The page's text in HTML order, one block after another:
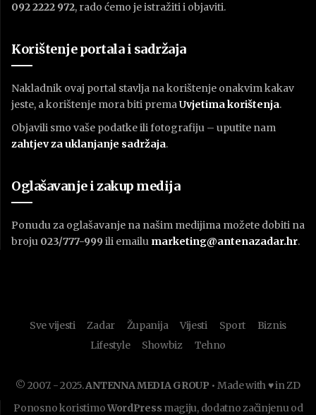
092 2222 972, rado ćemo je istražiti i objaviti.
Korištenje portala i sadržaja
Nakladnik ovaj portal stavlja na korištenje onakvim kakav
jeste, a korištenje mora biti premaUvjetima korištenja.
Objavili smo vaše podatke ili fotografiju – uputite nam
zahtjev za uklanjanje sadržaja.
Oglašavanje i zakup medija
Ponudu za oglašavanje na našim medijima možete dobiti na
broju 023/777-999 ili emailu marketing@antenazadar.hr.
Sve vijesti Zadar Županija Vijesti Sport
Biznis
Lifestyle
Showbiz Tehno
© 2007. - 2025.ANTENNA MEDIA GROUP • Made with ♥ in ZD
Ponosno koristimoWordPress magiju, dodatno začinjenu od